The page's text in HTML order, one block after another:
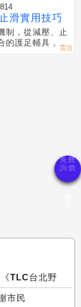
滑實用技巧
制，從減壓、止
護足輔具，讓
TLC台北野
市民